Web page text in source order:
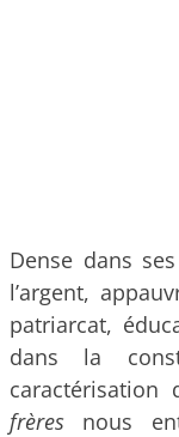
Dense dans
l’argent,
patriarcat,
dans la
caractérisation
frères nous